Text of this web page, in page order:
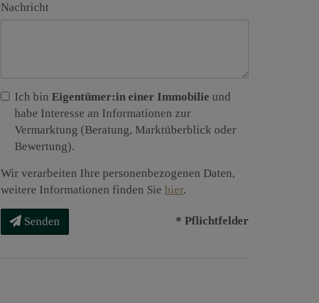
Nachricht
Ich bin Eigentümer:in einer Immobilie und
habe Interesse an Informationen zur
Vermarktung (Beratung, Marktüberblick oder
Bewertung).
Wir verarbeiten Ihre personenbezogenen Daten,
weitere Informationen finden Sie hier.
Senden * Pflichtfelder